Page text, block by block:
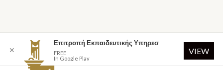
✕
Επιτροπή Εκπαιδευτικής Υπηρεσ
FREE
In Google Play
VIEW